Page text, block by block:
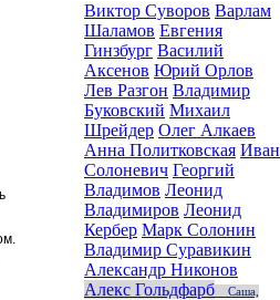
Виктор Суворов Варлам
Шаламов Евгения
Гинзбург Василий
Аксенов Юрий Орлов
Лев Разгон Владимир
Буковский Михаил
Шрейдер Олег Алкаев
Анна Политковская Иван
Солоневич Георгий
Владимов Леонид
Владимиров Леонид
Кербер Марк Солонин
Владимир Суравикин
Александр Никонов
Алекс Гольдфарб Саша,